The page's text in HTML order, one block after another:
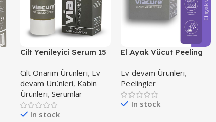
Cilt Yenileyici Serum 15
Cilt Onarım Ürünleri, Ev
devam Ürünleri, Kabin
Ürünleri,Serumlar
In stock
El Ayak Vücut Peeling
Ev devam Ürünleri,
Peelingler
In stock